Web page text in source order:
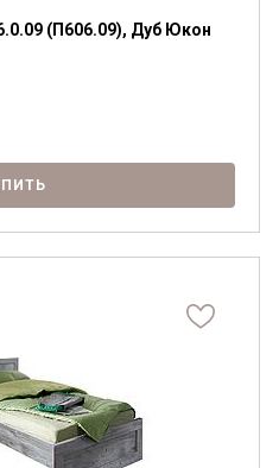
(П606.09), Дуб Юкон